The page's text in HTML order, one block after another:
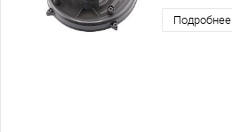
Подробнее